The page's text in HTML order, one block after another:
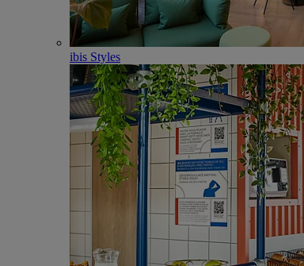
ibis Styles